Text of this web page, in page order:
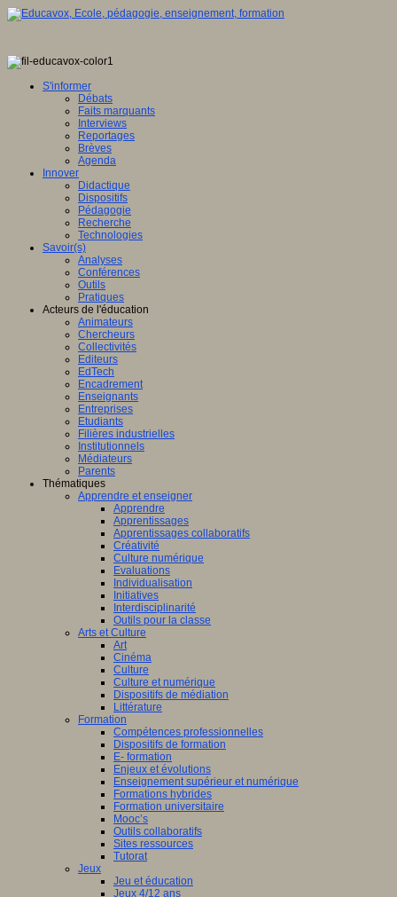
S'informer
Débats
Faits marquants
Interviews
Reportages
Brèves
Agenda
Innover
Didactique
Dispositifs
Pédagogie
Recherche
Technologies
Savoir(s)
Analyses
Conférences
Outils
Pratiques
Acteurs de l'éducation
Animateurs
Chercheurs
Collectivités
Editeurs
EdTech
Encadrement
Enseignants
Entreprises
Etudiants
Filières industrielles
Institutionnels
Médiateurs
Parents
Thématiques
Apprendre et enseigner
Apprendre
Apprentissages
Apprentissages collaboratifs
Créativité
Culture numérique
Evaluations
Individualisation
Initiatives
Interdisciplinarité
Outils pour la classe
Arts et Culture
Art
Cinéma
Culture
Culture et numérique
Dispositifs de médiation
Littérature
Formation
Compétences professionnelles
Dispositifs de formation
E- formation
Enjeux et évolutions
Enseignement supérieur et numérique
Formations hybrides
Formation universitaire
Mooc’s
Outils collaboratifs
Sites ressources
Tutorat
Jeux
Jeu et éducation
Jeux 4/12 ans